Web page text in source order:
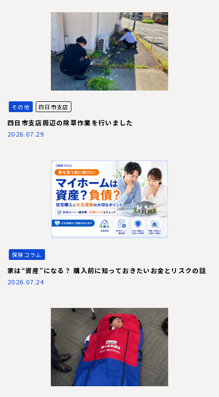
その他 四日市支店
四日市支店周辺の除草作業を行いました
2026.07.29
保険コラム
家は“資産”になる？ 購入前に知っておきたいお金とリスクの話
2026.07.24